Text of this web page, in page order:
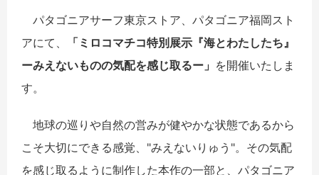
パタゴニアサーフ東京ストア、パタゴニア福岡スト
アにて、
「ミロコマチコ特別展示『海とわたしたち』
ーみえないものの気配を感じ取るー」 を開催いたしま
す。
地球の巡りや自然の営みが健やかな状態であるから
こそ大切にできる感覚、"みえないりゅう"。その気配
を感じ取るように制作した本作の一部と、パタゴニア